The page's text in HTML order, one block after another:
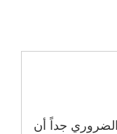
جداً أن